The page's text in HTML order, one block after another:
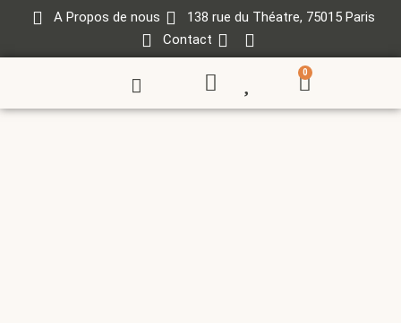
A Propos de nous
138 rue du Théatre, 75015 Paris
Contact
0